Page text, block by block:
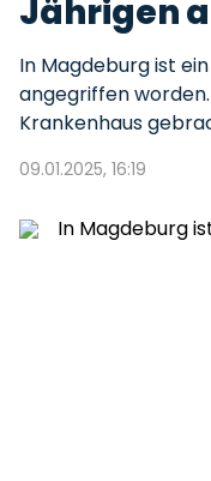
Jährigen
In Magdeburg ist
angegriffen
Krankenhaus
09.01.2025, 16:19